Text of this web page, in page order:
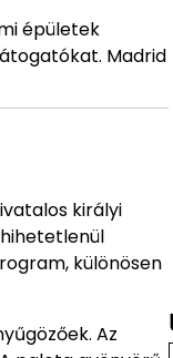
épületek
Madrid
királyi
különösen
Az